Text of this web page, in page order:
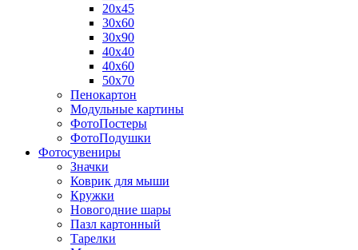
20х45
30х60
30х90
40х40
40х60
50х70
Пенокартон
Модульные картины
ФотоПостеры
ФотоПодушки
Фотоcувениры
Значки
Коврик для мыши
Кружки
Новогодние шары
Пазл картонный
Тарелки